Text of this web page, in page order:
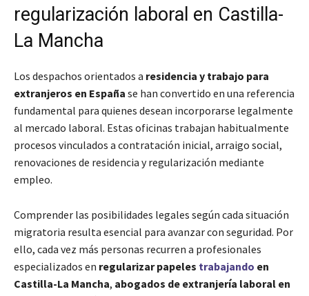
regularización laboral en Castilla-
La Mancha
Los despachos orientados a residencia y trabajo para
extranjeros en España se han convertido en una referencia
fundamental para quienes desean incorporarse legalmente
al mercado laboral. Estas oficinas trabajan habitualmente
procesos vinculados a contratación inicial, arraigo social,
renovaciones de residencia y regularización mediante
empleo.
Comprender las posibilidades legales según cada situación
migratoria resulta esencial para avanzar con seguridad. Por
ello, cada vez más personas recurren a profesionales
especializados en regularizar papeles trabajando en
Castilla-La Mancha, abogados de extranjería laboral en